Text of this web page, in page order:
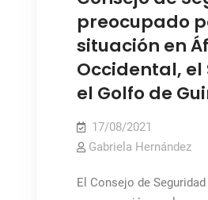
preocupado
situación en
Occidental, el
el Golfo de
17/08/2021
Gabriela Hernández
El Consejo de